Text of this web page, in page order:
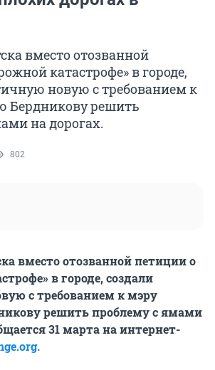
вместо отозванной
катастрофе» в городе,
новую с требованием к
решить
на дорогах.
802
вместо отозванной петиции о
в городе, создали
с требованием к мэру
решить проблему с ямами
31 марта на интернет-